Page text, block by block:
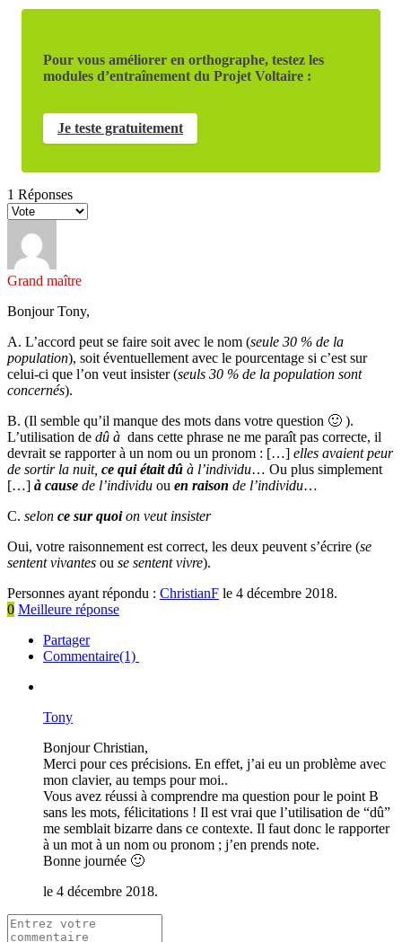
Pour vous améliorer en orthographe, testez les
modules d’entraînement du Projet Voltaire :
Je teste gratuitement
1 Réponses
Grand maître
Bonjour Tony,
A. L’accord peut se faire soit avec le nom (seule 30 % de la
population), soit éventuellement avec le pourcentage si c’est sur
celui-ci que l’on veut insister (seuls 30 % de la population sont
concernés).
B. (Il semble qu’il manque des mots dans votre question 🙂 ).
L’utilisation de dû à dans cette phrase ne me paraît pas correcte, il
devrait se rapporter à un nom ou un pronom : […] elles avaient peur
de sortir la nuit, ce qui était dû à l’individu… Ou plus simplement
[…] à cause de l’individu ou en raison de l’individu…
C. selon ce sur quoion veut insister
Oui, votre raisonnement est correct, les deux peuvent s’écrire (se
sentent vivantes ou se sentent vivre).
Personnes ayant répondu : ChristianF le 4 décembre 2018.
0 Meilleure réponse
Partager
Commentaire(1)
Tony
Bonjour Christian,
Merci pour ces précisions. En effet, j’ai eu un problème avec
mon clavier, au temps pour moi..
Vous avez réussi à comprendre ma question pour le point B
sans les mots, félicitations ! Il est vrai que l’utilisation de “dû”
me semblait bizarre dans ce contexte. Il faut donc le rapporter
à un mot à un nom ou pronom ; j’en prends note.
Bonne journée 🙂
le 4 décembre 2018.